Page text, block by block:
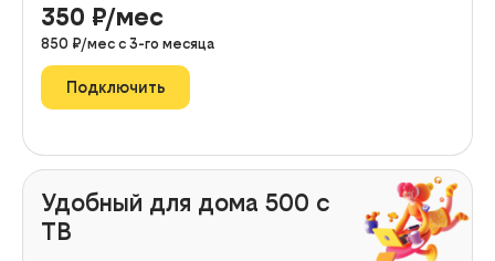
350 ₽/мес
850 ₽/мес с 3-го месяца
Подключить
Удобный для дома 500 с
ТВ